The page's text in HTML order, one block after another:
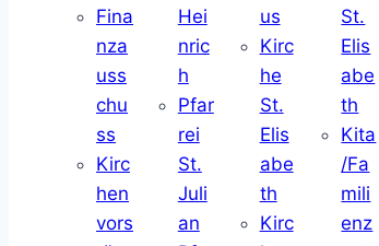
Fina
nza
uss
chu
ss
Kirc
hen
vors
Hei
nric
h
Pfar
rei
St.
Juli
an
us
Kirc
he
St.
Elis
abe
th
Kirc
St.
Elis
abe
th
Kita
/Fa
mili
enz